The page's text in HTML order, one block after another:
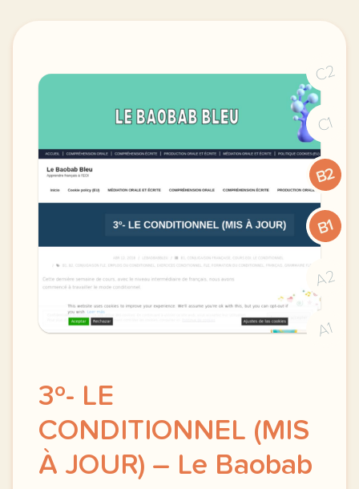
C2
C1
B2
B1
A2
A1
3º- LE
CONDITIONNEL (MIS
À JOUR) – Le Baobab